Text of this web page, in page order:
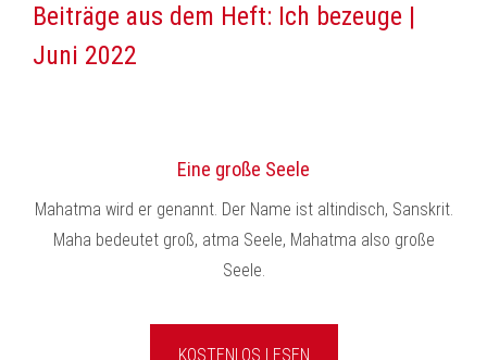
Beiträge aus dem Heft: Ich bezeuge |
Juni 2022
Eine große Seele
Mahatma wird er genannt. Der Name ist altindisch, Sanskrit.
Maha bedeutet groß, atma Seele, Mahatma also große
Seele.
KOSTENLOS LESEN